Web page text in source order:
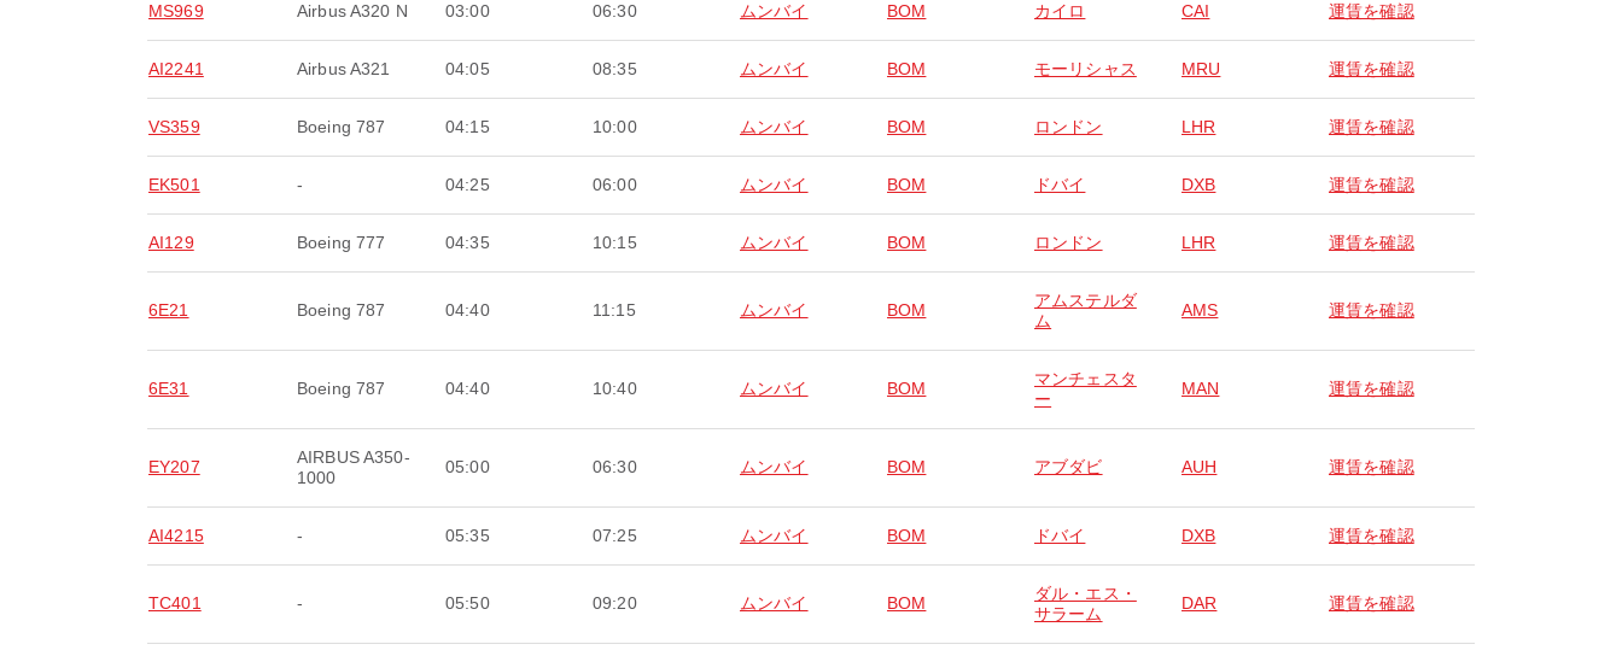
MS969 Airbus A320 N 03:00 06:30 ムンバイ BOM カイロ CAI 運賃を確認
AI2241 Airbus A321 04:05 08:35 ムンバイ BOM モーリシャス MRU 運賃を確認
VS359 Boeing 787 04:15 10:00 ムンバイ BOM ロンドン LHR 運賃を確認
EK501 - 04:25 06:00 ムンバイ BOM ドバイ DXB 運賃を確認
AI129 Boeing 777 04:35 10:15 ムンバイ BOM ロンドン LHR 運賃を確認
6E21 Boeing 787 04:40 11:15 ムンバイ BOM
アムステルダ
ム
AMS 運賃を確認
6E31 Boeing 787 04:40 10:40 ムンバイ BOM
マンチェスタ
ー
MAN 運賃を確認
EY207
AIRBUS A350-
1000
05:00 06:30 ムンバイ BOM アブダビ AUH 運賃を確認
AI4215 - 05:35 07:25 ムンバイ BOM ドバイ DXB 運賃を確認
TC401 - 05:50 09:20 ムンバイ BOM
ダル・エス・
サラーム
DAR 運賃を確認